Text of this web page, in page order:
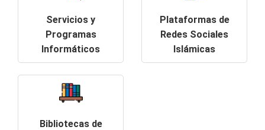
Servicios y
Programas
Informáticos
Plataformas de
Redes Sociales
Islámicas
Bibliotecas de